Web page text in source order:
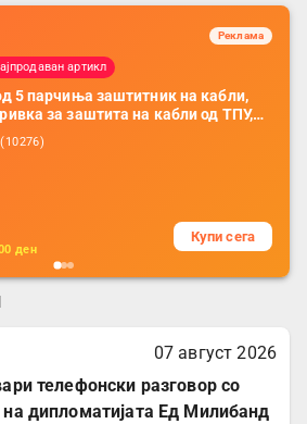
Реклама
артикл
5 парчиња заштитник на кабли,
за заштита на кабли од ТПУ,
за заштита на кабли, без
за мобилни телефони, комплет
( 10276)
ден
Купи сега
07 август 2026
телефонски разговор со
дипломатијата Ед Милибанд